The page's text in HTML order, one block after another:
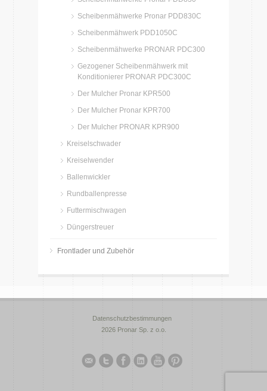
Scheibenmähwerke Pronar PDD830C
Scheibenmähwerk PDD1050C
Scheibenmähwerke PRONAR PDC300
Gezogener Scheibenmähwerk mit
Konditionierer PRONAR PDC300C
Der Mulcher Pronar KPR500
Der Mulcher Pronar KPR700
Der Mulcher PRONAR KPR900
Kreiselschwader
Kreiselwender
Ballenwickler
Rundballenpresse
Futtermischwagen
Düngerstreuer
Frontlader und Zubehör
Datenschutzbestimmungen
2026 Pronar Sp. z o.o.